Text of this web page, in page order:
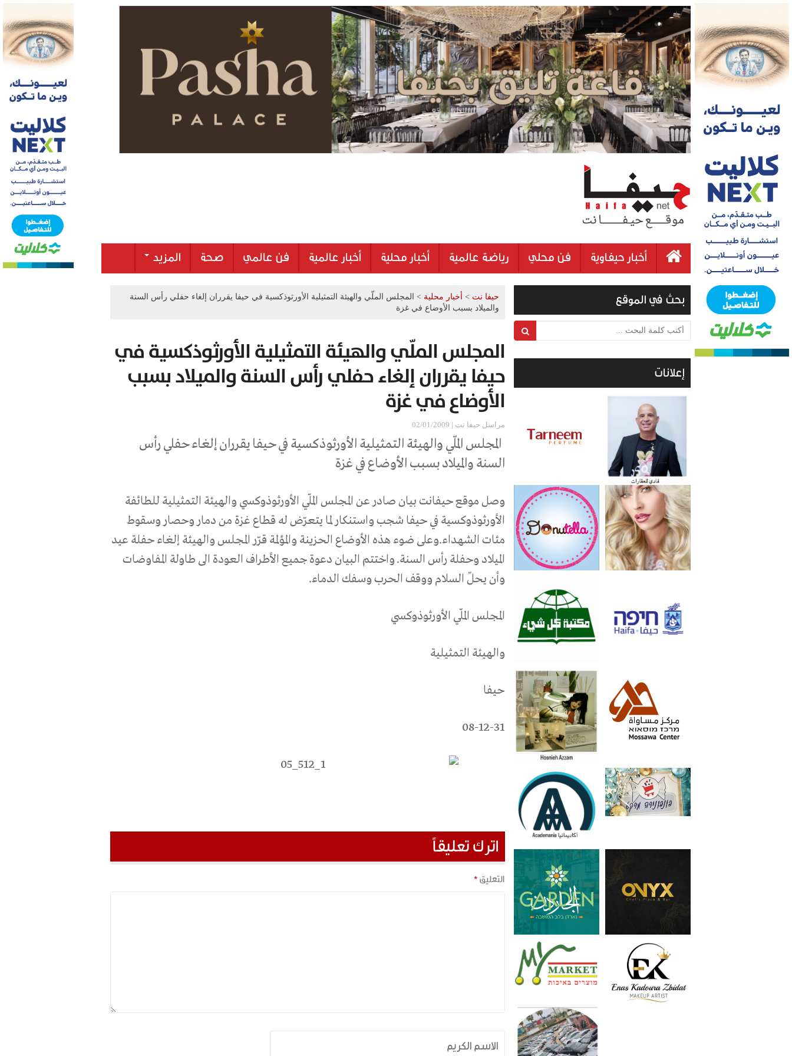
أخبار حيفاوية فن محلي رياضة عالمية أخبار محلية أخبار عالمية فن عالمي صحة المزيد
حيفا نت > أخبار محلية > المجلس الملّي والهيئة التمثيلية الأورثوذكسية في حيفا يقرران إلغاء حفلي رأس السنة
والميلاد بسبب الأوضاع في غزة
المجلس الملّي والهيئة التمثيلية الأورثوذكسية في
حيفا يقرران إلغاء حفلي رأس السنة والميلاد بسبب
الأوضاع في غزة
مراسل حيفا نت | 02/01/2009
المجلس الملّي والهيئة التمثيلية الأورثوذكسية في حيفا يقرران إلغاء حفلي رأس
السنة والميلاد بسبب الأوضاع في غزة
وصل موقع حيفانت بيان صادر عن المجلس الملّي الأورثوذوكسي والهيئة التمثيلية للطائفة
الأورثوذوكسية في حيفا شجب واستنكار لما يتعرّض له قطاع غزة من دمار وحصار وسقوط
مئات الشهداء.وعلى ضوء هذه الأوضاع الحزينة والمؤلمة قرّر المجلس والهيئة إلغاء حفلة عيد
الميلاد وحفلة رأس السنة. واختتم البيان دعوة جميع الأطراف العودة الى طاولة المفاوضات
وأن يحلّ السلام ووقف الحرب وسفك الدماء.
المجلس الملّي الأورثوذوكسي
والهيئة التمثيلية
حيفا
08-12-31
اترك تعليقاً
التعليق*
بحث في الموقع
أكتب كلمة البحث ...
إعلانات